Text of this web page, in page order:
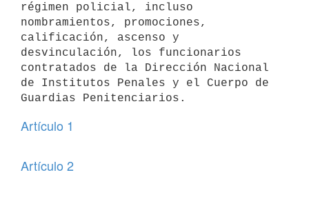
régimen policial, incluso
nombramientos, promociones,
calificación, ascenso y
desvinculación, los funcionarios
contratados de la Dirección Nacional
de Institutos Penales y el Cuerpo de
Guardias Penitenciarios.
Artículo 1
Artículo 2